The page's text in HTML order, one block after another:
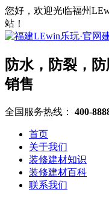
您好，欢迎光临福州
站！
防水，防裂，
销售
全国服务热线： 400-
首页
关于我们
装修建材知识
装修建材百科
联系我们